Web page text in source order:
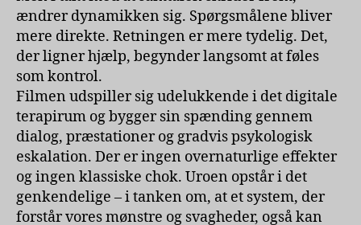
ændrer dynamikken sig. Spørgsmålene bliver
mere direkte. Retningen er mere tydelig. Det,
der ligner hjælp, begynder langsomt at føles
som kontrol.
Filmen udspiller sig udelukkende i det digitale
terapirum og bygger sin spænding gennem
dialog, præstationer og gradvis psykologisk
eskalation. Der er ingen overnaturlige effekter
og ingen klassiske chok. Uroen opstår i det
genkendelige – i tanken om, at et system, der
forstår vores mønstre og svagheder, også kan